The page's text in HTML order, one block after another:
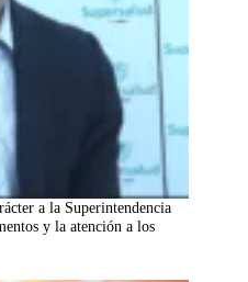
a la Superintendencia
y la atención a los